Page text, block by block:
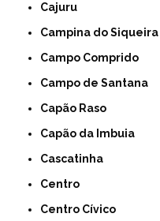
Cajuru
Campina do Siqueira
Campo Comprido
Campo de Santana
Capão Raso
Capão da Imbuia
Cascatinha
Centro
Centro Cívico